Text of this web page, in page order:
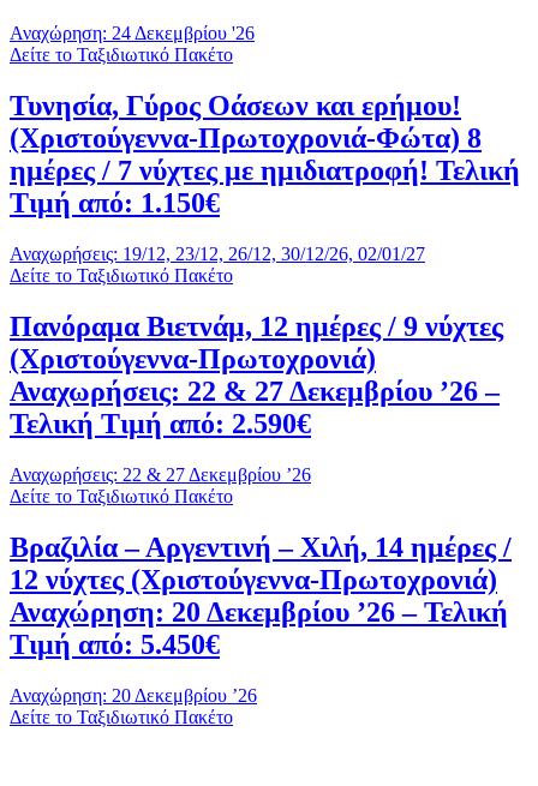
Αναχώρηση: 24 Δεκεμβρίου '26
Δείτε το Ταξιδιωτικό Πακέτο
Τυνησία, Γύρος Οάσεων και ερήμου!
(Χριστούγεννα-Πρωτοχρονιά-Φώτα) 8
ημέρες / 7 νύχτες με ημιδιατροφή! Τελική
Τιμή από: 1.150€
Αναχωρήσεις: 19/12, 23/12, 26/12, 30/12/26, 02/01/27
Δείτε το Ταξιδιωτικό Πακέτο
Πανόραμα Βιετνάμ, 12 ημέρες / 9 νύχτες
(Χριστούγεννα-Πρωτοχρονιά)
Αναχωρήσεις: 22 & 27 Δεκεμβρίου ’26 –
Τελική Τιμή από: 2.590€
Αναχωρήσεις: 22 & 27 Δεκεμβρίου ’26
Δείτε το Ταξιδιωτικό Πακέτο
Βραζιλία – Αργεντινή – Χιλή, 14 ημέρες /
12 νύχτες (Χριστούγεννα-Πρωτοχρονιά)
Αναχώρηση: 20 Δεκεμβρίου ’26 – Τελική
Τιμή από: 5.450€
Αναχώρηση: 20 Δεκεμβρίου ’26
Δείτε το Ταξιδιωτικό Πακέτο